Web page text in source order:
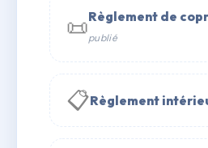
📞 Contacter Syndic Digital
✉ Email
📜Règlement de
publié
📋Règlement